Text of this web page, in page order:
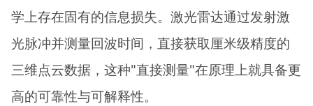
学上存在固有的信息损失。激光雷达通过发射激
光脉冲并测量回波时间，直接获取厘米级精度的
三维点云数据，这种"直接测量"在原理上就具备更
高的可靠性与可解释性。